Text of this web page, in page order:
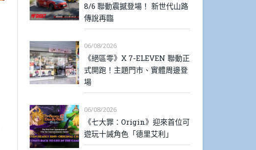
8/6 聯動震撼登場！ 新世代山路
傳說再臨
06/08/2026
《絕區零》X 7-ELEVEN 聯動正
式開跑！主題門市、實體周邊登
場
06/08/2026
《七大罪：Origin》迎來首位可
遊玩十誡角色「德里艾利」